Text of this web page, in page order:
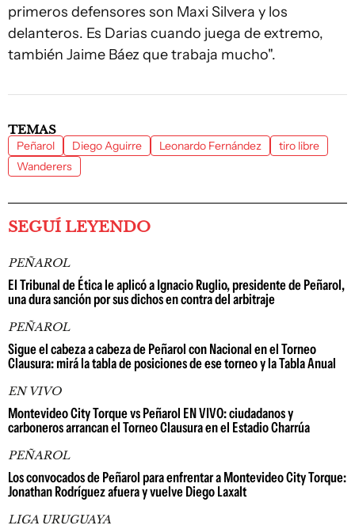
primeros defensores son Maxi Silvera y los
delanteros. Es Darias cuando juega de extremo,
también Jaime Báez que trabaja mucho".
TEMAS
Peñarol Diego Aguirre Leonardo Fernández
tiro libre
Wanderers
SEGUÍ LEYENDO
PEÑAROL
El Tribunal de Ética le aplicó a Ignacio Ruglio, presidente de Peñarol,
una dura sanción por sus dichos en contra del arbitraje
PEÑAROL
Sigue el cabeza a cabeza de Peñarol con Nacional en el Torneo
Clausura: mirá la tabla de posiciones de ese torneo y la Tabla Anual
EN VIVO
Montevideo City Torque vs Peñarol EN VIVO: ciudadanos y
carboneros arrancan el Torneo Clausura en el Estadio Charrúa
PEÑAROL
Los convocados de Peñarol para enfrentar a Montevideo City Torque:
Jonathan Rodríguez afuera y vuelve Diego Laxalt
LIGA URUGUAYA